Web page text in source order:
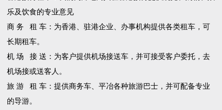
乐及饮食的专业意见
商 务 租 车：为香港、驻港企业、办事机构提供各类租车，可
长期租车。
机 场 接 送：为客户提供机场接送车，并可接受客户委托，去
机场接或送客人。
旅 游 租 车：提供商务车、平冶各种旅游巴士，并可配备专业
的导游。